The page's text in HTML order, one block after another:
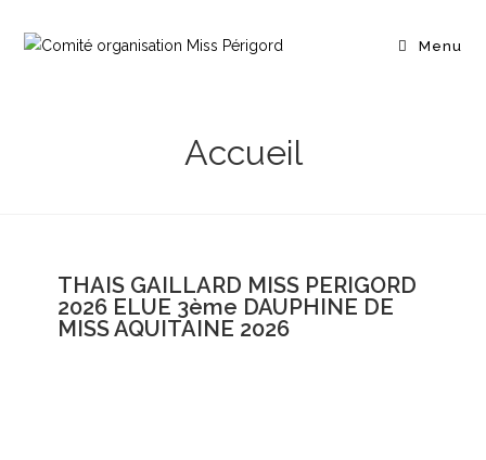
Menu
Accueil
THAIS GAILLARD MISS PERIGORD
2026 ELUE 3ème DAUPHINE DE
MISS AQUITAINE 2026